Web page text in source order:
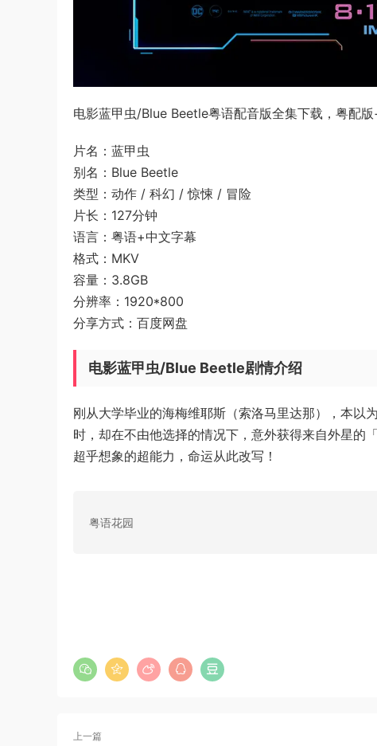
电影蓝甲虫/Blue Beetle粤语配音版全集下载，粤配版
片名：蓝甲虫
别名：Blue Beetle
类型：动作 / 科幻 / 惊悚 / 冒险
片长：127分钟
语言：粤语+中文字幕
格式：MKV
容量：3.8GB
分辨率：1920*800
分享方式：百度网盘
电影蓝甲虫/Blue Beetle剧情介绍
刚从大学毕业的海梅维耶斯（索洛马里达那），本以
时，却在不由他选择的情况下，意外获得来自外星的
超乎想象的超能力，命运从此改写！
粤语花园
上一篇